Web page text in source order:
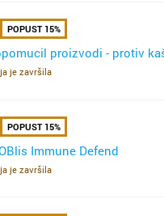
POPUST 15%
proizvodi - protiv
je završila
POPUST 15%
Immune Defend
je završila